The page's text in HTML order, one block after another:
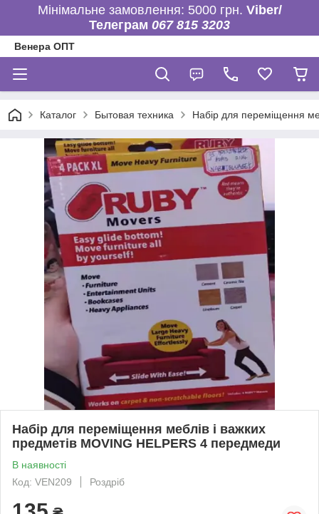
Мінімальне замовлення: 5000 грн. Viber/
Телеграм 067 815 3203
Венера ОПТ
Каталог Бытовая техника Набір для переміщення
Набір для переміщення меблів і важких
предметів MOVING HELPERS 4 передмеди
В наявності
Код: VEN209
Роздріб